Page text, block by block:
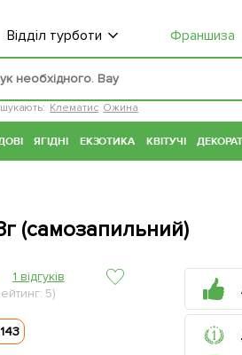
Відділ турботи Франшиза
Клематис Ожина
ЯГІДНІ ЕКЗОТИКА КВІТУЧІ
(самозапильний)
1 відгуків
5)